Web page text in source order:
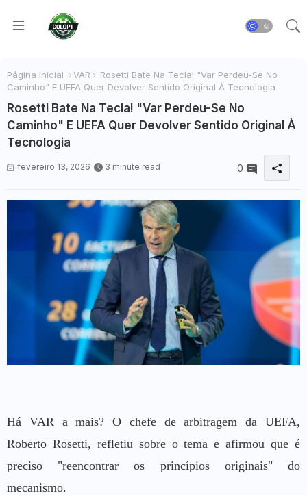
Página inicial VAR
Rosetti Bate Na Tecla! "Var Perdeu-Se No
Caminho" E UEFA Quer Devolver Sentido Original À Tecnologia
Rosetti Bate Na Tecla! "Var Perdeu-Se No
Caminho" E UEFA Quer Devolver Sentido Original À
Tecnologia
fevereiro 13, 2026 3 minute read 0
Há VAR a mais? O chefe de arbitragem da UEFA,
Roberto Rosetti, refletiu sobre o tema e afirmou que é
preciso "reencontrar os princípios originais" do
mecanismo.